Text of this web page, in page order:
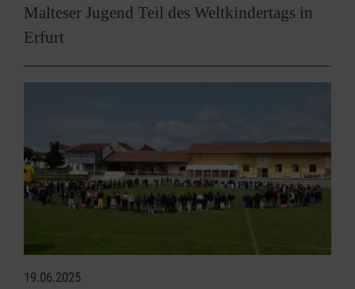
Malteser Jugend Teil des Weltkindertags in
Erfurt
19.06.2025